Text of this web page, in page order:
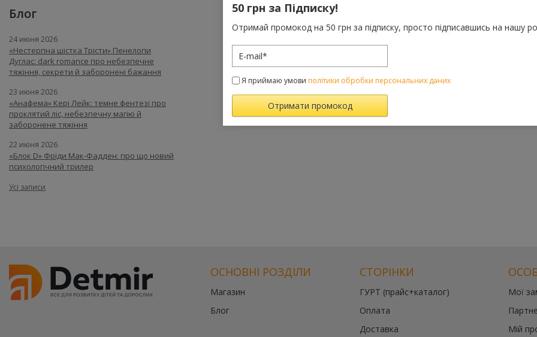
Блог
24 июня 2026
«Нестерпна шістка Трісти» Пенелопи
Дуглас: dark romance про небезпечне
тяжіння, секрети й заборонені бажання
23 июня 2026
«Анафема» Кері Лейк: темне фентезі про
проклятий ліс, небезпечну магію й
заборонене тяжіння
22 июня 2026
«Блок D» Фріди Мак-Фадден: про що новий
психологічний трилер
Усі записи
ОСНОВНІ РОЗДІЛИ
Магазин
Блог
СТОРІНКИ
ГУРТ (прайс+каталог)
Оплата
Доставка
Мої
Мій
50 грн за Підписку!
Отримай промокод на 50 грн за підписку, просто підписавшись на нашу
Я приймаю умови політики обробки персональних даних